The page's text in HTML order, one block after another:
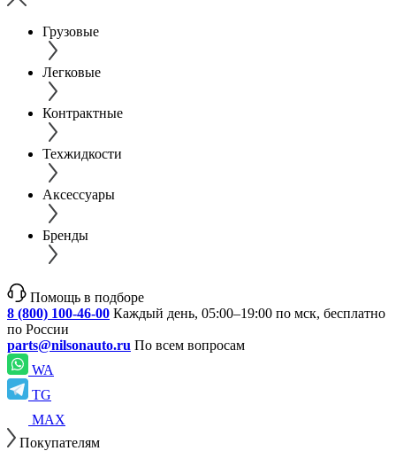
Грузовые
Легковые
Контрактные
Техжидкости
Аксессуары
Бренды
Помощь в подборе
8 (800) 100-46-00 Каждый день, 05:00–19:00 по мск, бесплатно
по России
parts@nilsonauto.ru По всем вопросам
WA
TG
MAX
Покупателям